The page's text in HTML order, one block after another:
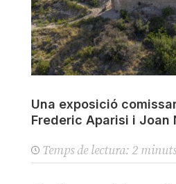
Una exposició
Frederic Aparisi i Joan
Temps de lectura: 2 minuts